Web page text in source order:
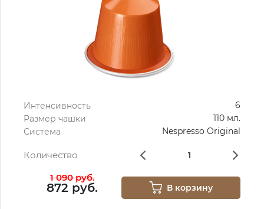
Интенсивность
6
Размер чашки
110 мл.
Система
Nespresso Original
Количество
1 090 руб.
872 руб. В корзину